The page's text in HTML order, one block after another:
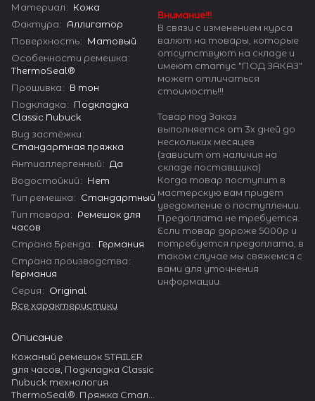
Материал: Кожа
Фактура: Аллигатор
Поверхность: Матовый
Особенности ремешка:
ThermoSeal®
Прошивка: В тон
Подкладка: Подкладка
Classic Nubuck
Вид застёжки:
Стандартная пряжка
Антиаллергенный: Да
Водостойкий: Нет
Тип ремешка: Стандартный
Тип товара: Ремешок для
часов
Страна Бренда: Германия
Страна производства:
Германия
Серия: Original
Все характеристики
Описание
Кожаный ремешок STAILER
для часов, Подкладка Classic
Nubuck технология
ThermoSeal®. Пряжка Сталь
Внимание!!!
В связи с изменением курса
валют на товары, которые
отсутствуют на складе и
имеют статус "ПОД ЗАКАЗ"
может отличаться
стоимость!!!
Товар под Заказ
выполняется от 3х дней до
нескольких месяцев
(зависит от наличия на
складе поставщика)
Когда товар поступит в
мастерскую вам придёт
уведомление о поступлении.
Предоплата не требуется.
Если товар дороже 5000р и
потребуется предоплата, в
таком случае мы свяжемся с
вами для уточнения
информации.